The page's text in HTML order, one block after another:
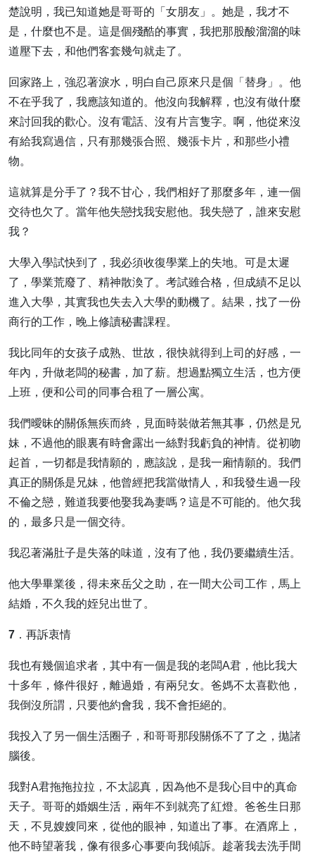
楚說明，我已知道她是哥哥的「女朋友」。她是，我才不
是，什麼也不是。這是個殘酷的事實，我把那股酸溜溜的味
道壓下去，和他們客套幾句就走了。
回家路上，強忍著淚水，明白自己原來只是個「替身」。他
不在乎我了，我應該知道的。他沒向我解釋，也沒有做什麼
來討回我的歡心。沒有電話、沒有片言隻字。啊，他從來沒
有給我寫過信，只有那幾張合照、幾張卡片，和那些小禮
物。
這就算是分手了？我不甘心，我們相好了那麼多年，連一個
交待也欠了。當年他失戀找我安慰他。我失戀了，誰來安慰
我？
大學入學試快到了，我必須收復學業上的失地。可是太遲
了，學業荒廢了、精神散渙了。考試雖合格，但成績不足以
進入大學，其實我也失去入大學的動機了。結果，找了一份
商行的工作，晚上修讀秘書課程。
我比同年的女孩子成熟、世故，很快就得到上司的好感，一
年內，升做老闆的秘書，加了薪。想過點獨立生活，也方便
上班，便和公司的同事合租了一層公寓。
我們曖昧的關係無疾而終，見面時裝做若無其事，仍然是兄
妹，不過他的眼裏有時會露出一絲對我虧負的神情。從初吻
起首，一切都是我情願的，應該說，是我一廂情願的。我們
真正的關係是兄妹，他曾經把我當做情人，和我發生過一段
不倫之戀，難道我要他娶我為妻嗎？這是不可能的。他欠我
的，最多只是一個交待。
我忍著滿肚子是失落的味道，沒有了他，我仍要繼續生活。
他大學畢業後，得未來岳父之助，在一間大公司工作，馬上
結婚，不久我的姪兒出世了。
7．再訴衷情
我也有幾個追求者，其中有一個是我的老闆A君，他比我大
十多年，條件很好，離過婚，有兩兒女。爸媽不太喜歡他，
我倒沒所謂，只要他約會我，我不會拒絕的。
我投入了另一個生活圈子，和哥哥那段關係不了了之，拋諸
腦後。
我對A君拖拖拉拉，不太認真，因為他不是我心目中的真命
天子。哥哥的婚姻生活，兩年不到就亮了紅燈。爸爸生日那
天，不見嫂嫂同來，從他的眼神，知道出了事。在酒席上，
他不時望著我，像有很多心事要向我傾訴。趁著我去洗手間